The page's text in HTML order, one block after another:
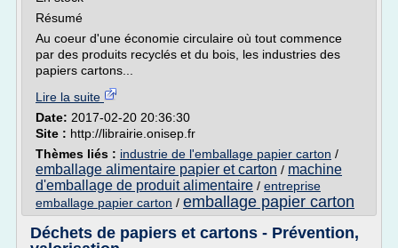
Résumé
Au coeur d'une économie circulaire où tout commence
par des produits recyclés et du bois, les industries des
papiers cartons...
Lire la suite
Date: 2017-02-20 20:36:30
Site : http://librairie.onisep.fr
Thèmes liés : industrie de l'emballage papier carton /
emballage alimentaire papier et carton / machine
d'emballage de produit alimentaire / entreprise
emballage papier carton / emballage papier carton
Déchets de papiers et cartons - Prévention,